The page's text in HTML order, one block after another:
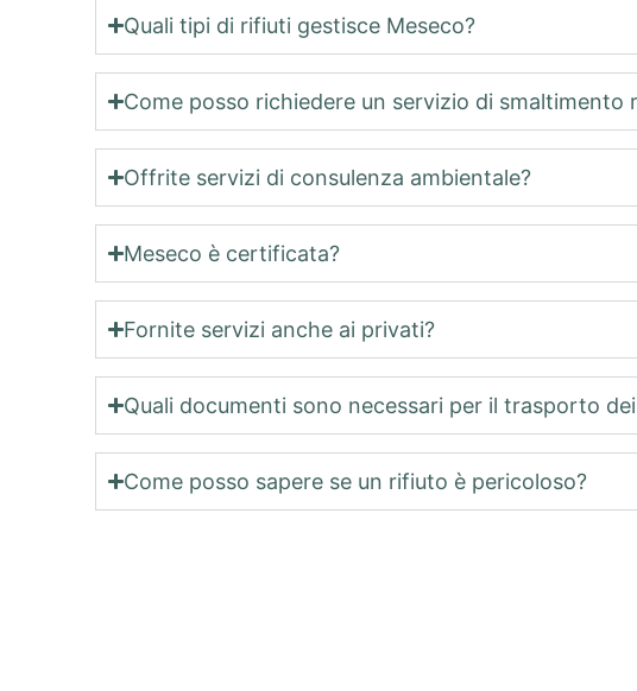
Quali tipi di rifiuti gestisce Meseco?
Come posso richiedere un servizio di smaltimento
Offrite servizi di consulenza ambientale?
Meseco è certificata?
Fornite servizi anche ai privati?
Quali documenti sono necessari per il trasporto
Come posso sapere se un rifiuto è pericoloso?